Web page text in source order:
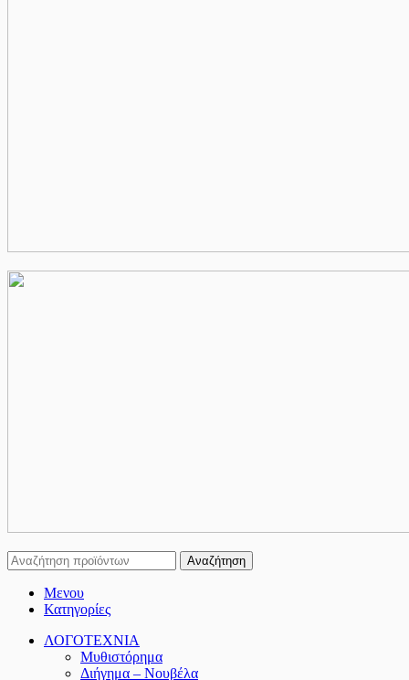
Αναζήτηση
Μενου
Κατηγορίες
ΛΟΓΟΤΕΧΝΙΑ
Μυθιστόρημα
Διήγημα – Νουβέλα